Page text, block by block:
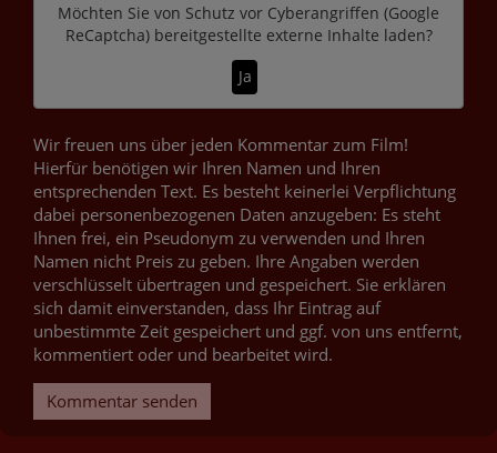
Möchten Sie von Schutz vor Cyberangriffen (Google
ReCaptcha)bereitgestellte externe Inhalte laden?
Ja
Wir freuen uns über jeden Kommentar zum Film!
Hierfür benötigen wir Ihren Namen und Ihren
entsprechenden Text. Es besteht keinerlei Verpflichtung
dabei personenbezogenen Daten anzugeben: Es steht
Ihnen frei, ein Pseudonym zu verwenden und Ihren
Namen nicht Preis zu geben. Ihre Angaben werden
verschlüsselt übertragen und gespeichert. Sie erklären
sich damit einverstanden, dass Ihr Eintrag auf
unbestimmte Zeit gespeichert und ggf. von uns entfernt,
kommentiert oder und bearbeitet wird.
Kommentar senden